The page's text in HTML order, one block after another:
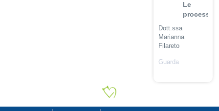
Le
Dott.ssa
Marianna
Filareto
Guarda
Pet